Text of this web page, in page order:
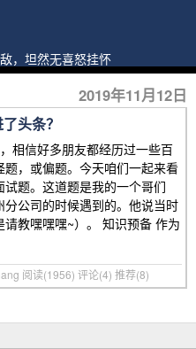
，坦然无喜怒挂怀
2019年11月12日
头条？
相信好多朋友都经历过一些百
，或偏题。今天咱们一起来看
题。这道题是我的一个哥们
公司的时候遇到的。他说当时
教嘿嘿嘿~）。 知识预备 作为
阅读(1956) 评论(4) 推荐(8)